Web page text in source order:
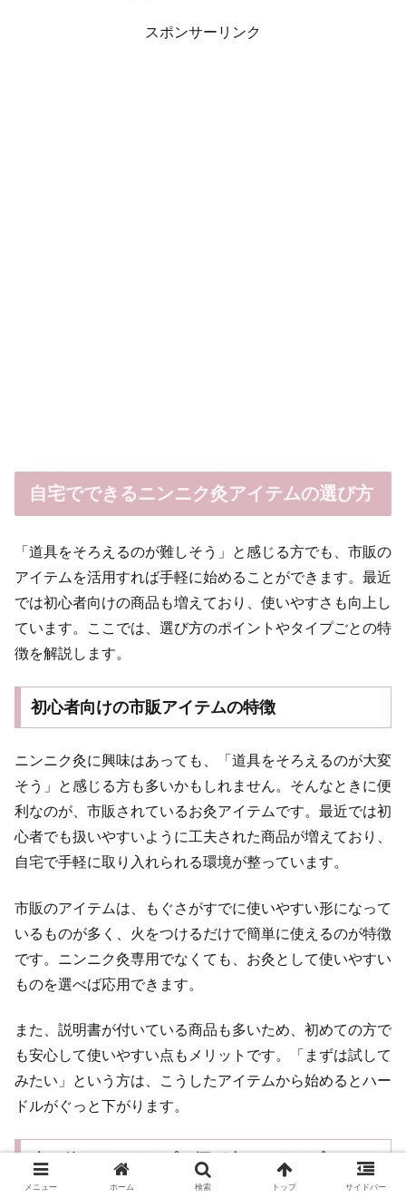
スポンサーリンク
自宅でできるニンニク灸アイテムの選び方
「道具をそろえるのが難しそう」と感じる方でも、市販の
アイテムを活用すれば手軽に始めることができます。最近
では初心者向けの商品も増えており、使いやすさも向上し
ています。ここでは、選び方のポイントやタイプごとの特
徴を解説します。
初心者向けの市販アイテムの特徴
ニンニク灸に興味はあっても、「道具をそろえるのが大変
そう」と感じる方も多いかもしれません。そんなときに便
利なのが、市販されているお灸アイテムです。最近では初
心者でも扱いやすいように工夫された商品が増えており、
自宅で手軽に取り入れられる環境が整っています。
市販のアイテムは、もぐさがすでに使いやすい形になって
いるものが多く、火をつけるだけで簡単に使えるのが特徴
です。ニンニク灸専用でなくても、お灸として使いやすい
ものを選べば応用できます。
また、説明書が付いている商品も多いため、初めての方で
も安心して使いやすい点もメリットです。「まずは試して
みたい」という方は、こうしたアイテムから始めるとハー
ドルがぐっと下がります。
火を使わないタイプ・煙が少ないタイプ
メニュー ホーム 検索 トップ サイドバー